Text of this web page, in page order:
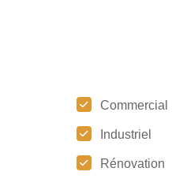
Commercial
Industriel
Rénovation